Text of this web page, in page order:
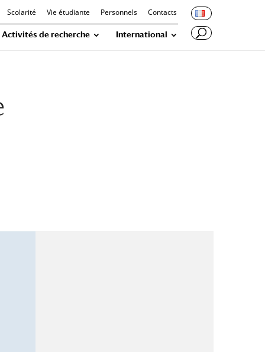
Scolarité Vie étudiante Personnels Contacts
Activités de recherche International